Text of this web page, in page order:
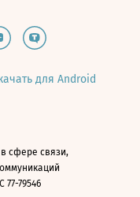
для Android
сфере связи,
79546